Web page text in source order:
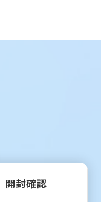
開封確認